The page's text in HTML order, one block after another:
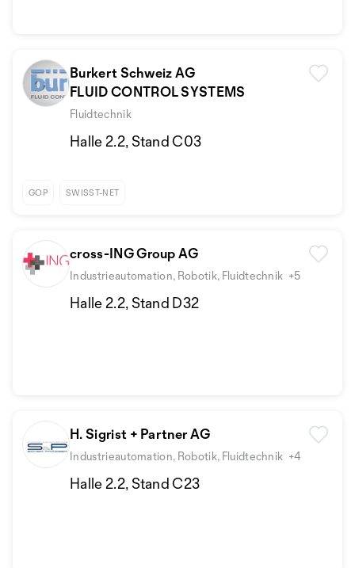
Burkert Schweiz AG
FLUID CONTROL SYSTEMS
Fluidtechnik
Halle 2.2, Stand C03
GOP SWISST-NET
cross-ING Group AG
Industrieautomation, Robotik, Fluidtechnik +5
Halle 2.2, Stand D32
H. Sigrist + Partner AG
Industrieautomation, Robotik, Fluidtechnik +4
Halle 2.2, Stand C23